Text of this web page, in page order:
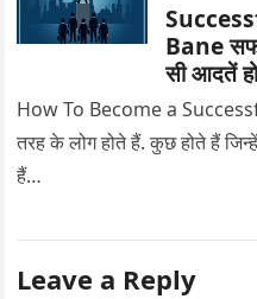
Bane
सी आदतें
How To Become a
तरह के लोग होते हैं. कुछ होते हैं
हैं…
Leave a Reply